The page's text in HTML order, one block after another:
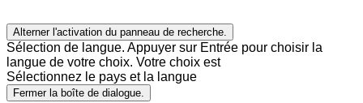
Alterner l'activation du panneau de recherche.
Sélection de langue. Appuyer sur Entrée pour choisir la
langue de votre choix. Votre choix est
Sélectionnez le pays et la langue
Fermer la boîte de dialogue.